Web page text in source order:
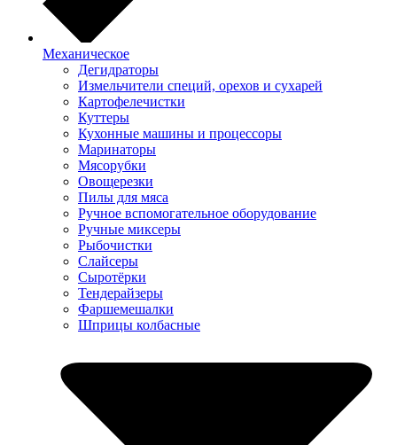
Механическое
Дегидраторы
Измельчители специй, орехов и сухарей
Картофелечистки
Куттеры
Кухонные машины и процессоры
Маринаторы
Мясорубки
Овощерезки
Пилы для мяса
Ручное вспомогательное оборудование
Ручные миксеры
Рыбочистки
Слайсеры
Сыротёрки
Тендерайзеры
Фаршемешалки
Шприцы колбасные